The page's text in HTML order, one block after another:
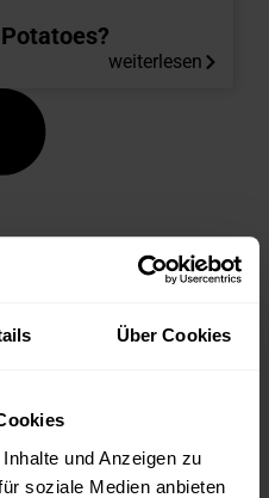
Über Cookies
und Anzeigen zu
soziale Medien anbieten
weiterlesen